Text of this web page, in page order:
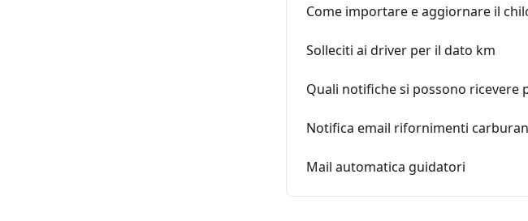
Come importare e aggiornare il
Solleciti ai driver per il dato km
Quali notifiche si possono ricevere
Notifica email rifornimenti
Mail automatica guidatori